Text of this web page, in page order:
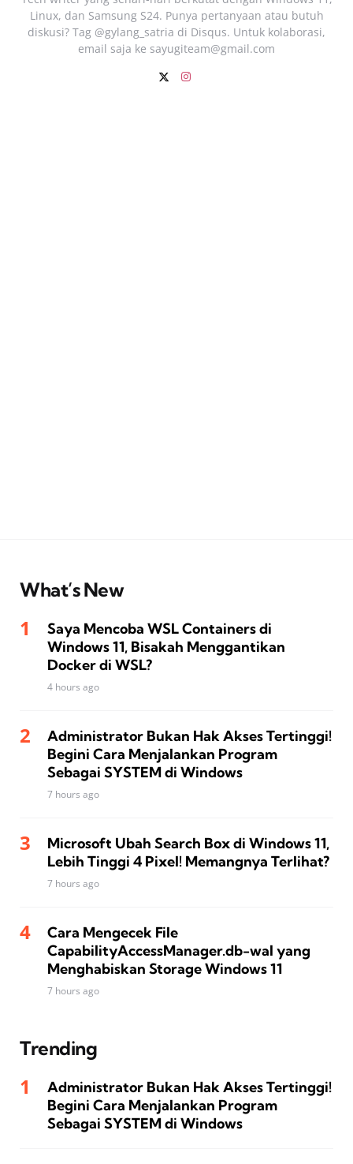
Linux, dan Samsung S24. Punya pertanyaan atau butuh
diskusi? Tag @gylang_satria di Disqus. Untuk kolaborasi,
email saja ke sayugiteam@gmail.com
What’s New
Saya Mencoba WSL Containers di
Windows 11, Bisakah Menggantikan
Docker di WSL?
4 hours ago
Administrator Bukan Hak Akses Tertinggi!
Begini Cara Menjalankan Program
Sebagai SYSTEM di Windows
7 hours ago
Microsoft Ubah Search Box di Windows 11,
Lebih Tinggi 4 Pixel! Memangnya Terlihat?
7 hours ago
Cara Mengecek File
CapabilityAccessManager.db-wal yang
Menghabiskan Storage Windows 11
7 hours ago
Trending
Administrator Bukan Hak Akses Tertinggi!
Begini Cara Menjalankan Program
Sebagai SYSTEM di Windows